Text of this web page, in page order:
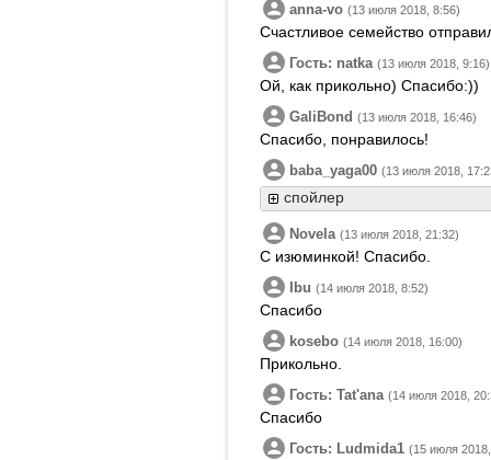
anna-vo (13 июля 2018, 8:56)
Счастливое семейство
Гость: natka (13 июля 2018, 9:16)
Ой, как прикольно) Спасибо:))
GaliBond (13 июля 2018, 16:46)
Спасибо, понравилось!
baba_yaga00 (13 июля 2018,
спойлер
Novela (13 июля 2018, 21:32)
С изюминкой! Спасибо.
Ibu (14 июля 2018, 8:52)
Спасибо
kosebo (14 июля 2018, 16:00)
Прикольно.
Гость: Tatʹana (14 июля 2018,
Спасибо
Гость: Ludmida1 (15 июля